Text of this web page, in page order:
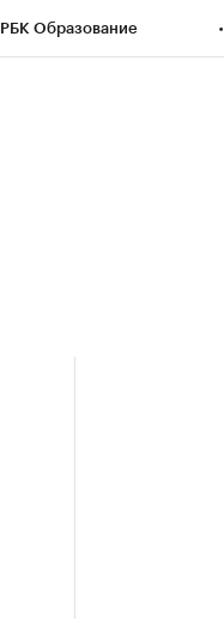
РБК Образование